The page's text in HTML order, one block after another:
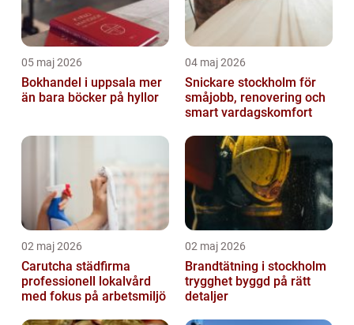
05 maj 2026
Bokhandel i uppsala mer
än bara böcker på hyllor
04 maj 2026
Snickare stockholm för
småjobb, renovering och
smart vardagskomfort
02 maj 2026
Carutcha städfirma
professionell lokalvård
med fokus på arbetsmiljö
02 maj 2026
Brandtätning i stockholm
trygghet byggd på rätt
detaljer